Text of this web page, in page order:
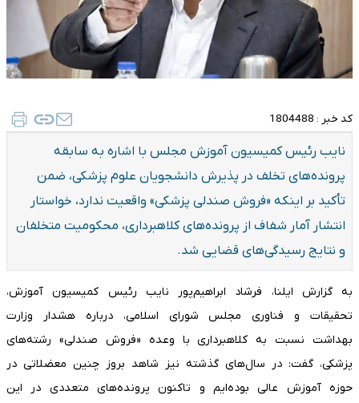
کد خبر : 1804488
نایب رئیس کمیسیون آموزش مجلس با اشاره به سابقه
پرونده‌های تخلف در پذیرش دانشجویان علوم پزشکی، ضمن
تأکید بر اینکه «فروش صندلی پزشکی» واقعیت ندارد، خواستار
انتشار آمار شفاف از پرونده‌های کلاهبرداری، محکومیت متخلفان
و نتایج رسیدگی‌های قضایی شد.
به گزارش ایلنا، فرشاد ابراهیم‌پور نایب رئیس کمیسیون آموزش،
تحقیقات و فناوری مجلس شورای اسلامی، درباره هشدار وزارت
بهداشت نسبت به کلاهبرداری با وعده «فروش صندلی» رشته‌های
پزشکی، گفت: در سال‌های گذشته نیز شاهد بروز چنین معضلاتی در
حوزه آموزش عالی بوده‌ایم و تاکنون پرونده‌های متعددی در این